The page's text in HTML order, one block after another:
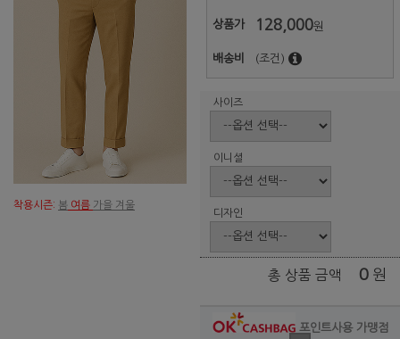
착용시즌: 봄 여름 가을 겨울
상품가 128,000원
배송비 (조건)
사이즈
이니셜
디자인
총 상품 금액 0 원
포인트사용 가맹점